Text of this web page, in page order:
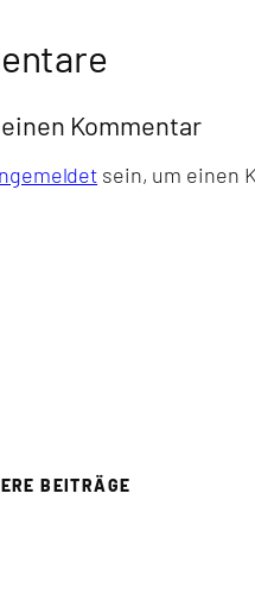
Kommentar
sein, um einen
BEITRÄGE